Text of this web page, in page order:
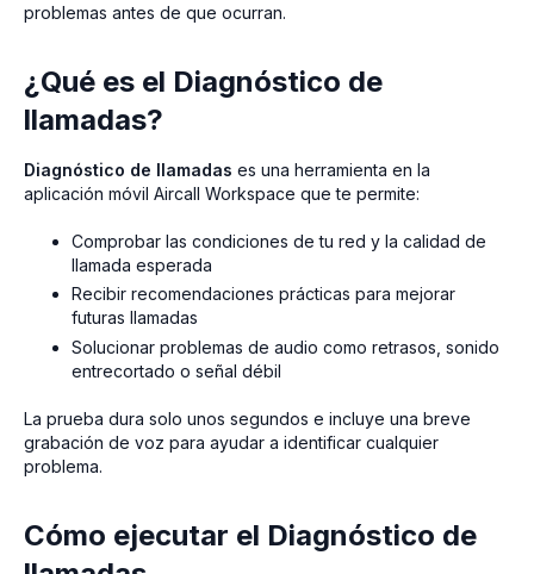
problemas antes de que ocurran.
¿Qué es el Diagnóstico de
llamadas?
Diagnóstico de llamadas es una herramienta en la
aplicación móvil Aircall Workspace que te permite:
Comprobar las condiciones de tu red y la calidad de
llamada esperada
Recibir recomendaciones prácticas para mejorar
futuras llamadas
Solucionar problemas de audio como retrasos, sonido
entrecortado o señal débil
La prueba dura solo unos segundos e incluye una breve
grabación de voz para ayudar a identificar cualquier
problema.
Cómo ejecutar el Diagnóstico de